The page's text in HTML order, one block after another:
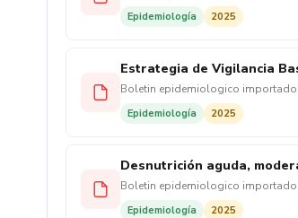
Epidemiología 2025
Estrategia de Vigilancia
Boletin epidemiologico importado
Epidemiología 2025
Desnutrición aguda,
Boletin epidemiologico importado
Epidemiología 2025